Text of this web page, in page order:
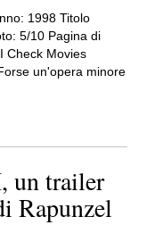
1998 Titolo
5/10 Pagina di
Check Movies
un'opera minore
un trailer
Rapunzel